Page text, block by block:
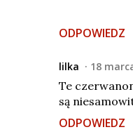
ODPOWIEDZ
lilka 18
Te
są
ODPOWIEDZ